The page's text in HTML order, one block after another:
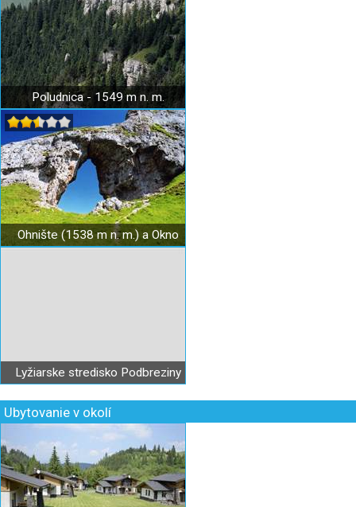
Poludnica - 1549 m n. m.
Ohnište (1538 m n. m.) a Okno
Lyžiarske stredisko Podbreziny
Ubytovanie v okolí